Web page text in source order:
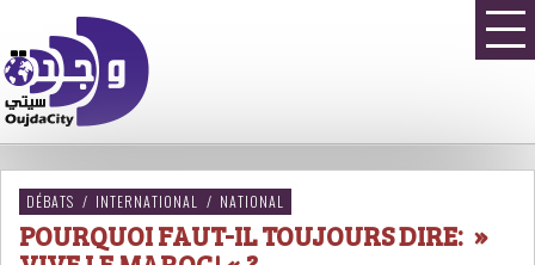
DÉBATS / INTERNATIONAL / NATIONAL
POURQUOI FAUT-IL TOUJOURS DIRE: »